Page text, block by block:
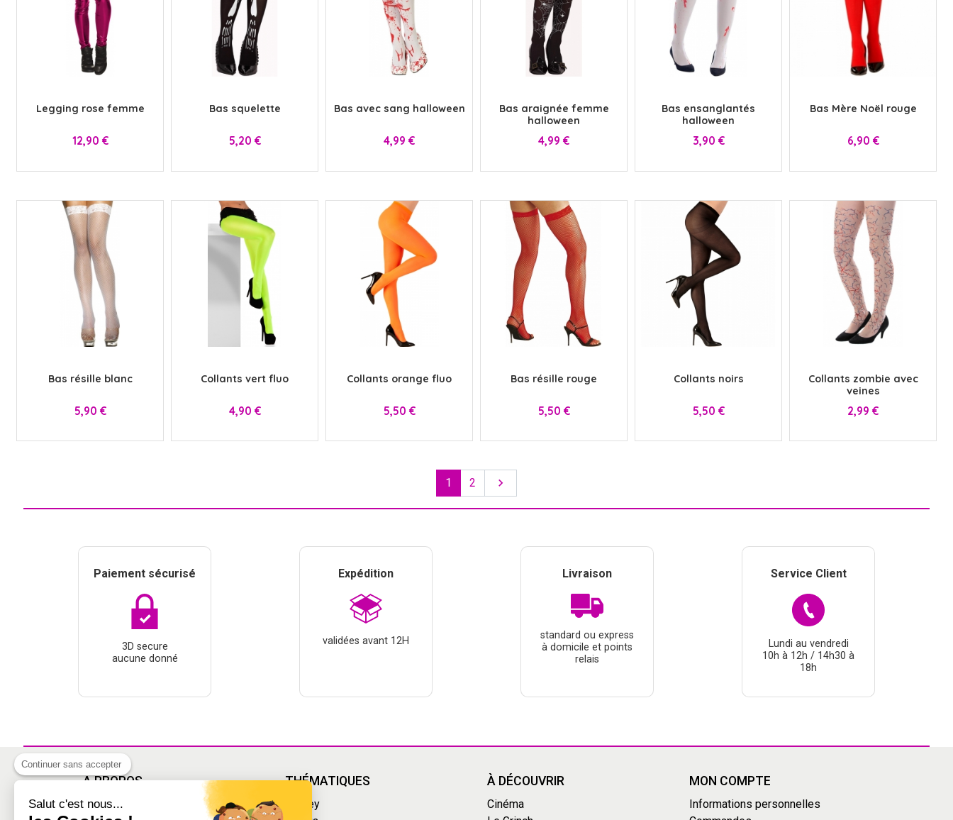
Legging rose femme
Prix
12,90 €
Bas squelette
Prix
5,20 €
Bas avec sang halloween
Prix
4,99 €
Bas araignée femme
halloween
Prix
4,99 €
Bas ensanglantés
halloween
Prix
3,90 €
Bas Mère Noël rouge
Prix
6,90 €
Bas résille blanc
Prix
5,90 €
Collants vert fluo
Prix
4,90 €
Collants orange fluo
Prix
5,50 €
Bas résille rouge
Prix
5,50 €
Collants noirs
Prix
5,50 €
Collants zombie avec
veines
Prix
2,99 €
1 2 Suivant

Paiement sécurisé
3D secure
aucune donné
Expédition
validées avant 12H
Livraison
standard ou express
à domicile et points
relais
Service Client
Lundi au vendredi
10h à 12h / 14h30 à
18h
À PROPOS
Livraison
THÉMATIQUES
Disney
À DÉCOUVRIR
Cinéma
MON COMPTE
Informations personnelles
Continuer sans accepter
Salut c'est nous...